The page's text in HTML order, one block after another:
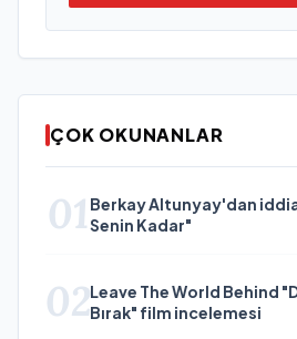
ÇOK OKUNANLAR
01 Berkay Altunyay'dan
Senin Kadar"
02Leave The World Behind "Dünyayı Ardında
Bırak" film incelemesi